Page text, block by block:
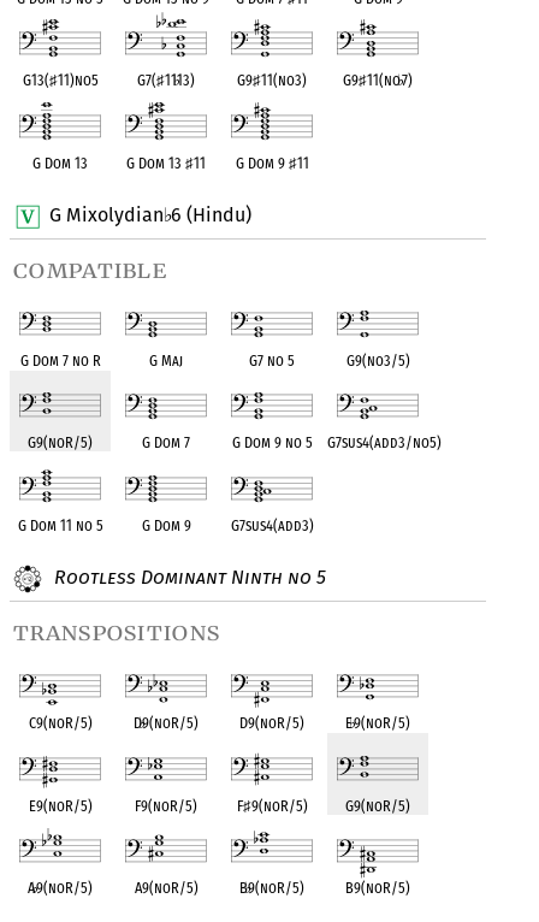
G13(♯11)no5 G7(♯11♭13) G9♯11(no3) G9♯11(no♭7)
G Dom 13 G Dom 13♯11 G Dom 9 ♯11
G Mixolydian♭6 (Hindu)
compatible
G Dom 7 no R G Maj G7 no 5 G9(no3/5)
G9(noR/5) G Dom 7 G Dom 9 no 5 G7sus4(add3/no5)
G Dom 11 no 5 G Dom 9 G7sus4(add3)
Rootless Dominant Ninth no 5
transpositions
C9(noR/5) D♭9(noR/5) D9(noR/5) E♭9(noR/5)
E9(noR/5) F9(noR/5) F♯9(noR/5) G9(noR/5)
A♭9(noR/5) A9(noR/5) B♭9(noR/5) B9(noR/5)